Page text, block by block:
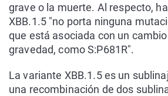
grave o la muerte. Al respecto,
XBB.1.5 "no porta ninguna
que está asociada con un
gravedad, como S:P681R".
La variante XBB.1.5 es un
una recombinación de dos